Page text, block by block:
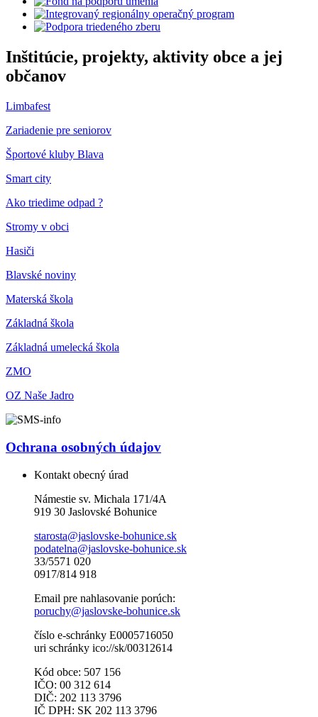
Inštitúcie, projekty, aktivity obce a jej
občanov
Limbafest
Zariadenie pre seniorov
Športové kluby Blava
Smart city
Ako triedime odpad ?
Stromy v obci
Hasiči
Blavské noviny
Materská škola
Základná škola
Základná umelecká škola
ZMO
OZ Naše Jadro
Ochrana osobných údajov
Kontakt obecný úrad
Námestie sv. Michala 171/4A
919 30 Jaslovské Bohunice
starosta@jaslovske-bohunice.sk
podatelna@jaslovske-bohunice.sk
33/5571 020
0917/814 918
Email pre nahlasovanie porúch:
poruchy@jaslovske-bohunice.sk
číslo e-schránky E0005716050
uri schránky ico://sk/00312614
Kód obce: 507 156
IČO: 00 312 614
DIČ: 202 113 3796
IČ DPH: SK 202 113 3796